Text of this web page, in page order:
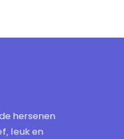
hersenen
leuk en